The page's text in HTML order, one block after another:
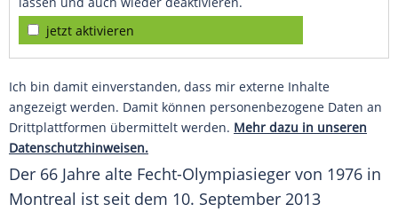
jetzt aktivieren
Ich bin damit einverstanden, dass mir externe Inhalte
angezeigt werden. Damit können personenbezogene Daten an
Drittplattformen übermittelt werden. Mehr dazu in unseren
Datenschutzhinweisen.
Der 66 Jahre alte Fecht-Olympiasieger von 1976 in
Montreal ist seit dem 10. September 2013